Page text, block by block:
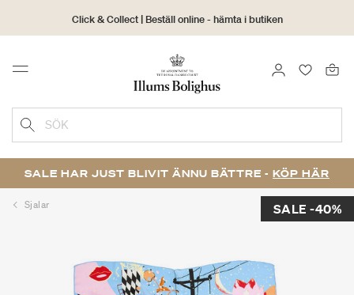
Click & Collect | Beställ online - hämta i butiken
30 dagars returrätt
Menu LOGGA IN
SÖK
SALE HAR JUST BLIVIT ÄNNU BÄTTRE - KÖP HÄR
Sjalar SALE -40%